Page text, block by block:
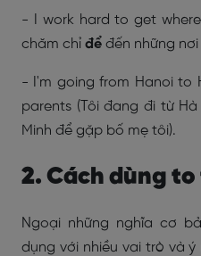
- I work hard to get
chăm chỉ để đến những
- I'm going from Hanoi to
parents (Tôi đang đi từ
Minh để gặp bố mẹ tôi).
2. Cách dùng
Ngoại những nghĩa cơ
dụng với nhiều vai trò và